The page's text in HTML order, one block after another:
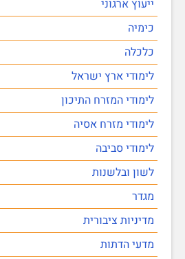
ייעוץ ארגוני
כימיה
כלכלה
לימודי ארץ ישראל
לימודי המזרח התיכון
לימודי מזרח אסיה
לימודי סביבה
לשון ובלשנות
מגדר
מדיניות ציבורית
מדעי הדתות